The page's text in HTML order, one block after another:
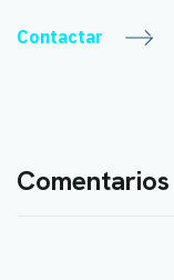
Contactar
Comentarios